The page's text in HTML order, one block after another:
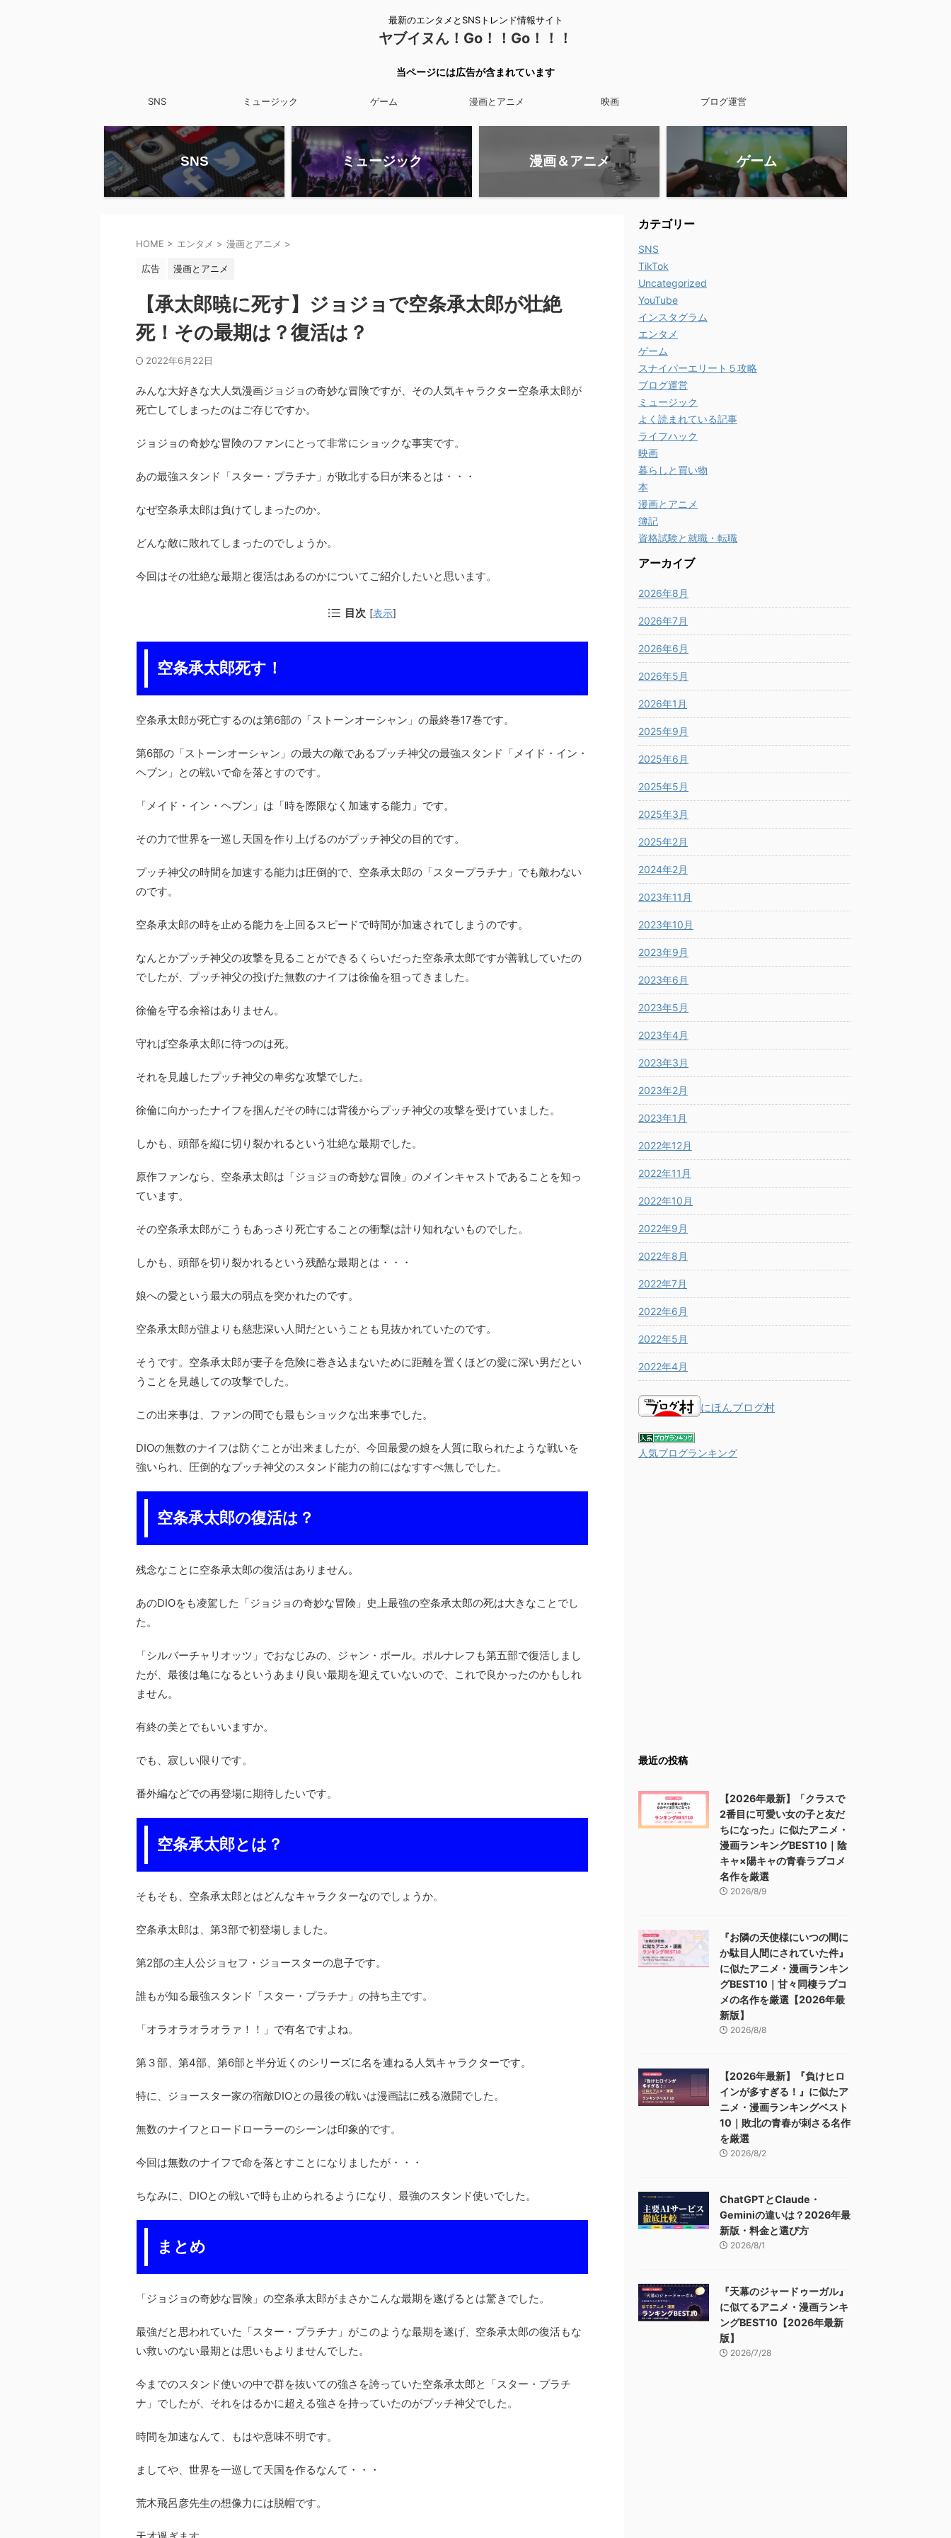
最新のエンタメとSNSトレンド情報サイト
ヤブイヌん！Go！！Go！！！
当ページには広告が含まれています
SNS ミュージック ゲーム 漫画とアニメ 映画 ブログ運営
SNS ミュージック 漫画＆アニメ ゲーム
HOME > エンタメ > 漫画とアニメ >
広告 漫画とアニメ
【承太郎暁に死す】ジョジョで空条承太郎が壮絶
死！その最期は？復活は？
2022年6月22日
みんな大好きな大人気漫画ジョジョの奇妙な冒険ですが、その人気キャラクター空条承太郎が
死亡してしまったのはご存じですか。
ジョジョの奇妙な冒険のファンにとって非常にショックな事実です。
あの最強スタンド「スター・プラチナ」が敗北する日が来るとは・・・
なぜ空条承太郎は負けてしまったのか。
どんな敵に敗れてしまったのでしょうか。
今回はその壮絶な最期と復活はあるのかについてご紹介したいと思います。
目次 [表示]
空条承太郎死す！
空条承太郎が死亡するのは第6部の「ストーンオーシャン」の最終巻17巻です。
第6部の「ストーンオーシャン」の最大の敵であるプッチ神父の最強スタンド「メイド・イン・
ヘブン」との戦いで命を落とすのです。
「メイド・イン・ヘブン」は「時を際限なく加速する能力」です。
その力で世界を一巡し天国を作り上げるのがプッチ神父の目的です。
プッチ神父の時間を加速する能力は圧倒的で、空条承太郎の「スタープラチナ」でも敵わない
のです。
空条承太郎の時を止める能力を上回るスピードで時間が加速されてしまうのです。
なんとかプッチ神父の攻撃を見ることができるくらいだった空条承太郎ですが善戦していたの
でしたが、プッチ神父の投げた無数のナイフは徐倫を狙ってきました。
徐倫を守る余裕はありません。
守れば空条承太郎に待つのは死。
それを見越したプッチ神父の卑劣な攻撃でした。
徐倫に向かったナイフを掴んだその時には背後からプッチ神父の攻撃を受けていました。
しかも、頭部を縦に切り裂かれるという壮絶な最期でした。
原作ファンなら、空条承太郎は「ジョジョの奇妙な冒険」のメインキャストであることを知っ
ています。
その空条承太郎がこうもあっさり死亡することの衝撃は計り知れないものでした。
しかも、頭部を切り裂かれるという残酷な最期とは・・・
娘への愛という最大の弱点を突かれたのです。
空条承太郎が誰よりも慈悲深い人間だということも見抜かれていたのです。
そうです。空条承太郎が妻子を危険に巻き込まないために距離を置くほどの愛に深い男だとい
うことを見越しての攻撃でした。
この出来事は、ファンの間でも最もショックな出来事でした。
DIOの無数のナイフは防ぐことが出来ましたが、今回最愛の娘を人質に取られたような戦いを
強いられ、圧倒的なプッチ神父のスタンド能力の前にはなすすべ無しでした。
空条承太郎の復活は？
残念なことに空条承太郎の復活はありません。
あのDIOをも凌駕した「ジョジョの奇妙な冒険」史上最強の空条承太郎の死は大きなことでし
た。
「シルバーチャリオッツ」でおなじみの、ジャン・ポール。ポルナレフも第五部で復活しまし
たが、最後は亀になるというあまり良い最期を迎えていないので、これで良かったのかもしれ
ません。
有終の美とでもいいますか。
でも、寂しい限りです。
番外編などでの再登場に期待したいです。
空条承太郎とは？
そもそも、空条承太郎とはどんなキャラクターなのでしょうか。
空条承太郎は、第3部で初登場しました。
第2部の主人公ジョセフ・ジョースターの息子です。
誰もが知る最強スタンド「スター・プラチナ」の持ち主です。
「オラオラオラオラァ！！」で有名ですよね。
第３部、第4部、第6部と半分近くのシリーズに名を連ねる人気キャラクターです。
特に、ジョースター家の宿敵DIOとの最後の戦いは漫画誌に残る激闘でした。
無数のナイフとロードローラーのシーンは印象的です。
今回は無数のナイフで命を落とすことになりましたが・・・
ちなみに、DIOとの戦いで時も止められるようになり、最強のスタンド使いでした。
まとめ
「ジョジョの奇妙な冒険」の空条承太郎がまさかこんな最期を遂げるとは驚きでした。
最強だと思われていた「スター・プラチナ」がこのような最期を遂げ、空条承太郎の復活もな
い救いのない最期とは思いもよりませんでした。
今までのスタンド使いの中で群を抜いての強さを誇っていた空条承太郎と「スター・プラチ
ナ」でしたが、それをはるかに超える強さを持っていたのがプッチ神父でした。
時間を加速なんて、もはや意味不明です。
ましてや、世界を一巡して天国を作るなんて・・・
荒木飛呂彦先生の想像力には脱帽です。
カテゴリー
SNS
TikTok
Uncategorized
YouTube
インスタグラム
エンタメ
ゲーム
スナイパーエリート５攻略
ブログ運営
ミュージック
よく読まれている記事
ライフハック
映画
暮らしと買い物
本
漫画とアニメ
簿記
資格試験と就職・転職
アーカイブ
2026年8月
2026年7月
2026年6月
2026年5月
2026年1月
2025年9月
2025年6月
2025年5月
2025年3月
2025年2月
2024年2月
2023年11月
2023年10月
2023年9月
2023年6月
2023年5月
2023年4月
2023年3月
2023年2月
2023年1月
2022年12月
2022年11月
2022年10月
2022年9月
2022年8月
2022年7月
2022年6月
2022年5月
2022年4月
にほんブログ村
人気ブログランキング
最近の投稿
【2026年最新】「クラスで
2番目に可愛い女の子と友だ
ちになった」に似たアニメ・
漫画ランキングBEST10｜陰
キャ×陽キャの青春ラブコメ
名作を厳選
2026/8/9
『お隣の天使様にいつの間に
か駄目人間にされていた件』
に似たアニメ・漫画ランキン
グBEST10｜甘々同棲ラブコ
メの名作を厳選【2026年最
新版】
2026/8/8
【2026年最新】『負けヒロ
インが多すぎる！』に似たア
ニメ・漫画ランキングベスト
10｜敗北の青春が刺さる名作
を厳選
2026/8/2
ChatGPTとClaude・
Geminiの違いは？2026年最
新版・料金と選び方
2026/8/1
『天幕のジャードゥーガル』
に似てるアニメ・漫画ランキ
ングBEST10【2026年最新
版】
2026/7/28